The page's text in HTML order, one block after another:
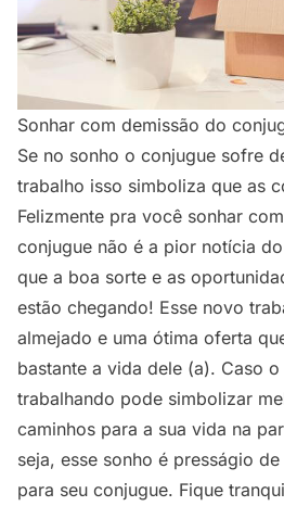
Sonhar com demissão do
Se no sonho o conjugue sofre
trabalho isso simboliza que as
Felizmente pra você sonhar
conjugue não é a pior notícia
que a boa sorte e as
estão chegando! Esse novo
almejado e uma ótima oferta
bastante a vida dele (a). Caso
trabalhando pode simbolizar
caminhos para a sua vida na
seja, esse sonho é presságio
para seu conjugue. Fique